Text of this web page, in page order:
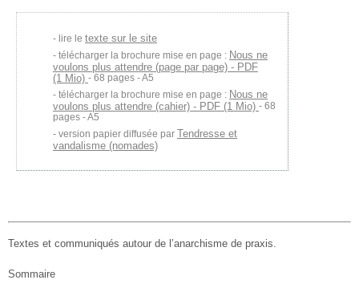
lire le texte sur le site
télécharger la brochure mise en page : Nous ne
voulons plus attendre (page par page) - PDF
(1 Mio) - 68 pages - A5
télécharger la brochure mise en page : Nous ne
voulons plus attendre (cahier) - PDF (1 Mio) - 68
pages - A5
version papier diffusée par Tendresse et
vandalisme (nomades)
Textes et communiqués autour de l’anarchisme de praxis.
Sommaire